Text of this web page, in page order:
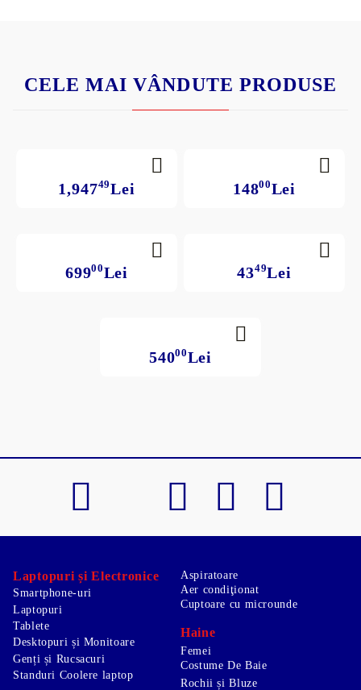
CELE MAI VÂNDUTE PRODUSE
1,94749Lei 14800Lei
69900Lei 4349Lei
54000Lei
Laptopuri și Electronice
Smartphone-uri
Laptopuri
Tablete
Desktopuri și Monitoare
Genți și Rucsacuri
Standuri Coolere laptop
Aspiratoare
Aer condiţionat
Cuptoare cu microunde
Haine
Femei
Costume De Baie
Rochii și Bluze